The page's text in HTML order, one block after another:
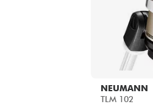
NEUMANN
TLM 102